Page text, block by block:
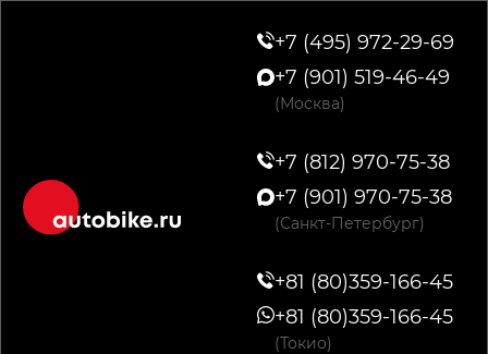
+7 (495) 972-29-69
+7 (901) 519-46-49
(Москва)
+7 (812) 970-75-38
+7 (901) 970-75-38
(Санкт-Петербург)
+81 (80)359-166-45
+81 (80)359-166-45
(Токио)